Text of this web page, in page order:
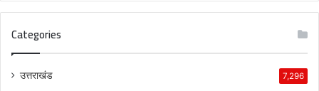
Categories
उत्तराखंड 7,296